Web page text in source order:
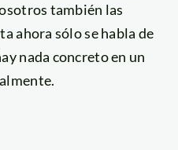
también las
ahora sólo se habla de
nada concreto en un